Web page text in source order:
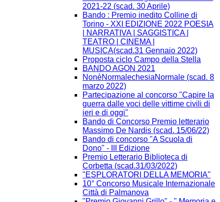
2021-22 (scad. 30 Aprile)
Bando : Premio inedito Colline di
Torino - XXI EDIZIONE 2022 POESIA
| NARRATIVA | SAGGISTICA |
TEATRO | CINEMA |
MUSICA(scad.31 Gennaio 2022)
Proposta ciclo Campo della Stella
BANDO AGON 2021
NonèNormalechesiaNormale (scad. 8
marzo 2022)
Partecipazione al concorso "Capire la
guerra dalle voci delle vittime civili di
ieri e di oggi"
Bando di Concorso Premio letterario
Massimo De Nardis (scad. 15/06/22)
Bando di concorso "A Scuola di
Dono" - III Edizione​
Premio Letterario Biblioteca di
Corbetta (scad.31/03/2022)
"ESPLORATORI DELLA MEMORIA"
10° Concorso Musicale Internazionale
Città di Palmanova